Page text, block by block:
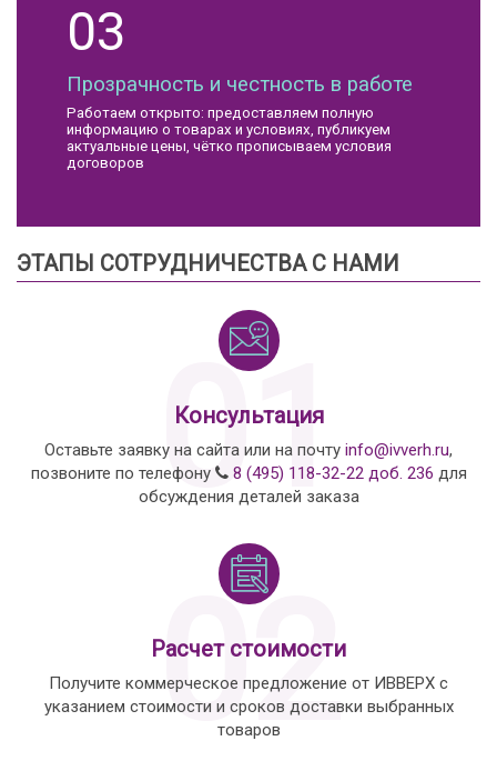
03
Прозрачность и честность в работе
Работаем открыто: предоставляем полную
информацию о товарах и условиях, публикуем
актуальные цены, чётко прописываем условия
договоров
ЭТАПЫ СОТРУДНИЧЕСТВА С НАМИ
01
Консультация
Оставьте заявку на сайта или на почту info@ivverh.ru,
позвоните по телефону
8 (495) 118-32-22 доб. 236 для
обсуждения деталей заказа
02
Расчет стоимости
Получите коммерческое предложение от ИВВЕРХ с
указанием стоимости и сроков доставки выбранных
товаров